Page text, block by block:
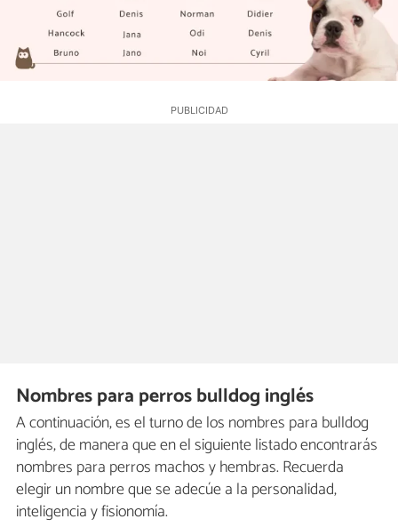
Nombres para perros bulldog inglés
A continuación, es el turno de los nombres para bulldog
inglés, de manera que en el siguiente listado encontrarás
nombres para perros machos y hembras. Recuerda
elegir un nombre que se adecúe a la personalidad,
inteligencia y fisionomía.